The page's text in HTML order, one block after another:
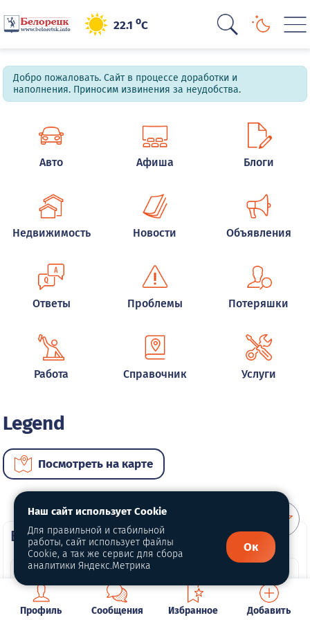
22.1oC
Добро пожаловать. Сайт в процессе доработки и
наполнения. Приносим извинения за неудобства.
Авто Афиша Блоги
Недвижимость Новости Объявления
Ответы Проблемы Потеряшки
Работа Справочник Услуги
Legend
Посмотреть на карте
ВИП автомобили
Профиль Сообщения Избранное Добавить
Наш сайт использует Cookie
Для правильной и стабильной
работы, сайт использует файлы
Cookie, а так же сервис для сбора
аналитики Яндекс.Метрика
Ок